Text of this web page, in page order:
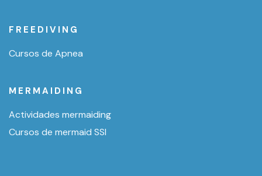
FREEDIVING
Cursos de Apnea
MERMAIDING
Actividades mermaiding
Cursos de mermaid SSI